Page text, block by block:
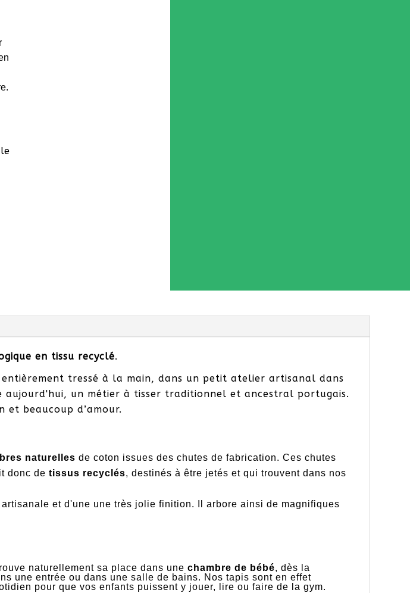
en tissu recyclé.
tressé à la main, dans un petit atelier artisanal dans
un métier à tisser traditionnel et ancestral portugais.
et beaucoup d’amour.
naturelles de coton issues des chutes de fabrication. Ces chutes
donc de tissus recyclés, destinés à être jetés et qui trouvent dans nos
et d'une une très jolie finition. Il arbore ainsi de magnifiques
naturellement sa place dans une chambre de bébé, dès la
une entrée ou dans une salle de bains. Nos tapis sont en effet
pour que vos enfants puissent y jouer, lire ou faire de la gym.